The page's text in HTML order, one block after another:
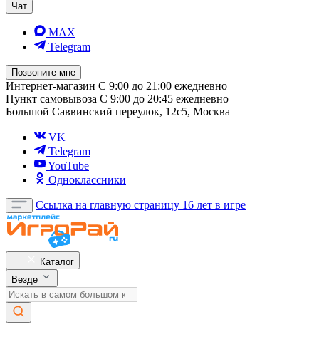
Чат
MAX
Telegram
Позвоните мне
Интернет-магазин С 9:00 до 21:00 ежедневно
Пункт самовывоза С 9:00 до 20:45 ежедневно
Большой Саввинский переулок, 12с5, Москва
VK
Telegram
YouTube
Одноклассники
Ссылка на главную страницу 16 лет в игре
Каталог
Везде